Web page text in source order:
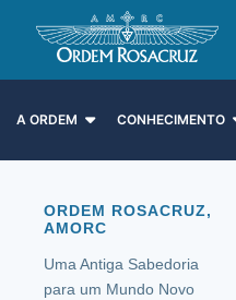
A ORDEM CONHECIMENTO
ORDEM ROSACRUZ,
AMORC
Uma Antiga Sabedoria
para um Mundo Novo